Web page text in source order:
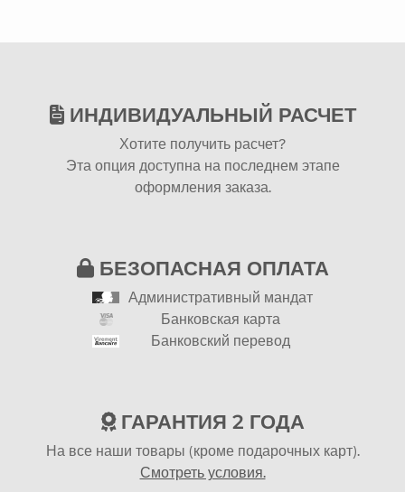
ИНДИВИДУАЛЬНЫЙ РАСЧЕТ
Хотите получить расчет?
Эта опция доступна на последнем этапе
оформления заказа.
БЕЗОПАСНАЯ ОПЛАТА
Административный мандат
Банковская карта
Банковский перевод
ГАРАНТИЯ 2 ГОДА
На все наши товары (кроме подарочных карт).
Смотреть условия.